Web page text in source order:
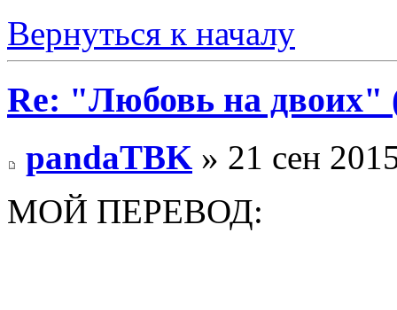
Вернуться к началу
Re: "Любовь на двоих"
pandaTBK » 21 сен
МОЙ ПЕРЕВОД: